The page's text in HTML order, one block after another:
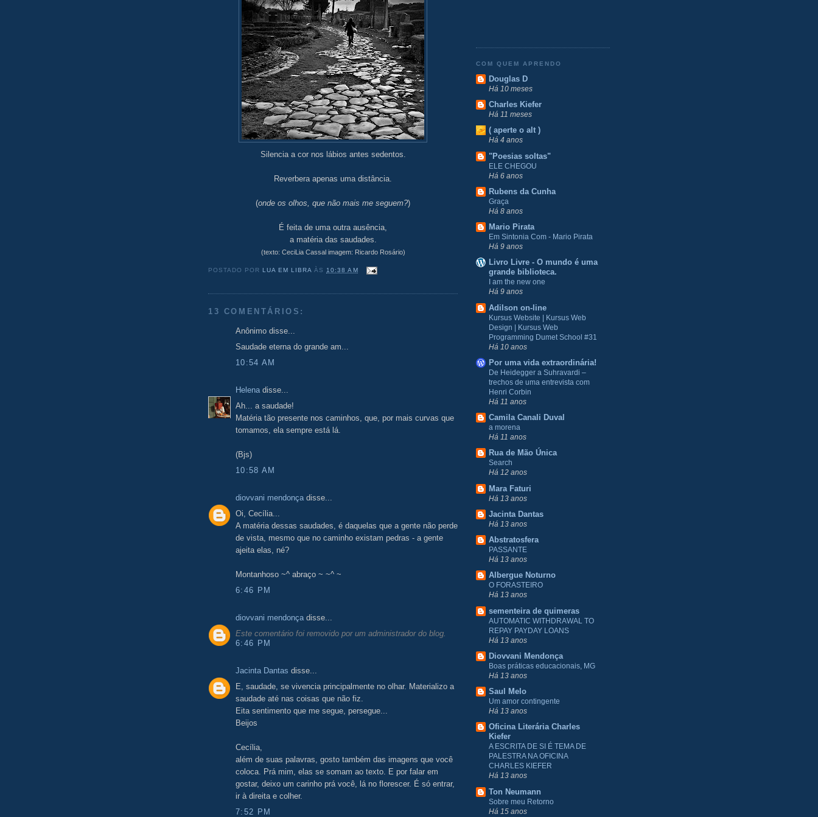
Silencia a cor nos lábios antes sedentos.
Reverbera apenas uma distância.
(onde os olhos, que não mais me seguem?)
É feita de uma outra ausência,
a matéria das saudades.
(texto: CeciLia Cassal imagem: Ricardo Rosário)
POSTADO POR LUA EM LIBRA ÀS 10:38 AM
13 COMENTÁRIOS:
Anônimo disse...
Saudade eterna do grande am...
10:54 AM
Helena disse...
Ah... a saudade!
Matéria tão presente nos caminhos, que, por mais curvas que
tomamos, ela sempre está lá.
(Bjs)
10:58 AM
diovvani mendonça disse...
Oi, Cecília...
A matéria dessas saudades, é daquelas que a gente não perde
de vista, mesmo que no caminho existam pedras - a gente
ajeita elas, né?
Montanhoso ~^ abraço ~ ~^ ~
6:46 PM
diovvani mendonça disse...
Este comentário foi removido por um administrador do blog.
6:46 PM
Jacinta Dantas disse...
E, saudade, se vivencia principalmente no olhar. Materializo a
saudade até nas coisas que não fiz.
Eita sentimento que me segue, persegue...
Beijos
Cecília,
além de suas palavras, gosto também das imagens que você
coloca. Prá mim, elas se somam ao texto. E por falar em
gostar, deixo um carinho prá você, lá no florescer. É só entrar,
ir à direita e colher.
7:52 PM
COM QUEM APRENDO
Douglas D
Há 10 meses
Charles Kiefer
Há 11 meses
( aperte o alt )
Há 4 anos
"Poesias soltas"
ELE CHEGOU
Há 6 anos
Rubens da Cunha
Graça
Há 8 anos
Mario Pirata
Em Sintonia Com - Mario Pirata
Há 9 anos
Livro Livre - O mundo é uma
grande biblioteca.
I am the new one
Há 9 anos
Adilson on-line
Kursus Website | Kursus Web
Design | Kursus Web
Programming Dumet School #31
Há 10 anos
Por uma vida extraordinária!
De Heidegger a Suhravardi –
trechos de uma entrevista com
Henri Corbin
Há 11 anos
Camila Canali Duval
a morena
Há 11 anos
Rua de Mão Única
Search
Há 12 anos
Mara Faturi
Há 13 anos
Jacinta Dantas
Há 13 anos
Abstratosfera
PASSANTE
Há 13 anos
Albergue Noturno
O FORASTEIRO
Há 13 anos
sementeira de quimeras
AUTOMATIC WITHDRAWAL TO
REPAY PAYDAY LOANS
Há 13 anos
Diovvani Mendonça
Boas práticas educacionais, MG
Há 13 anos
Saul Melo
Um amor contingente
Há 13 anos
Oficina Literária Charles
Kiefer
A ESCRITA DE SI É TEMA DE
PALESTRA NA OFICINA
CHARLES KIEFER
Há 13 anos
Ton Neumann
Sobre meu Retorno
Há 15 anos